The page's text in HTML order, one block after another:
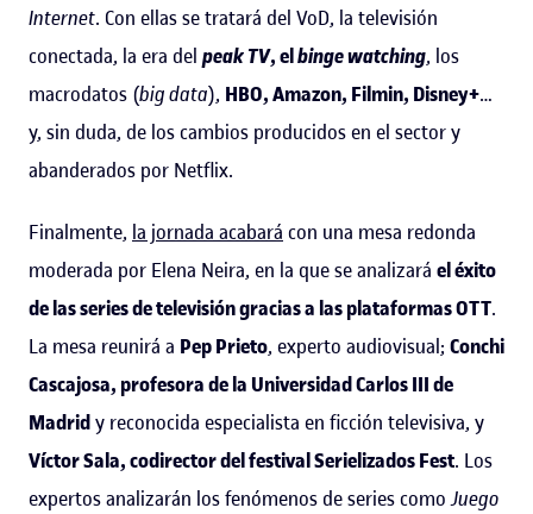
Internet. Con ellas se tratará del VoD, la televisión
conectada, la era del peak TV, elbinge watching, los
macrodatos (big data), HBO, Amazon, Filmin, Disney+…
y, sin duda, de los cambios producidos en el sector y
abanderados por Netflix.
Finalmente, la jornada acabará con una mesa redonda
moderada por Elena Neira, en la que se analizará el éxito
de las series de televisión gracias a las plataformas OTT.
La mesa reunirá a Pep Prieto, experto audiovisual; Conchi
Cascajosa, profesora de la Universidad Carlos III de
Madridy reconocida especialista en ficción televisiva, y
Víctor Sala, codirector del festival Serielizados Fest. Los
expertos analizarán los fenómenos de series comoJuego